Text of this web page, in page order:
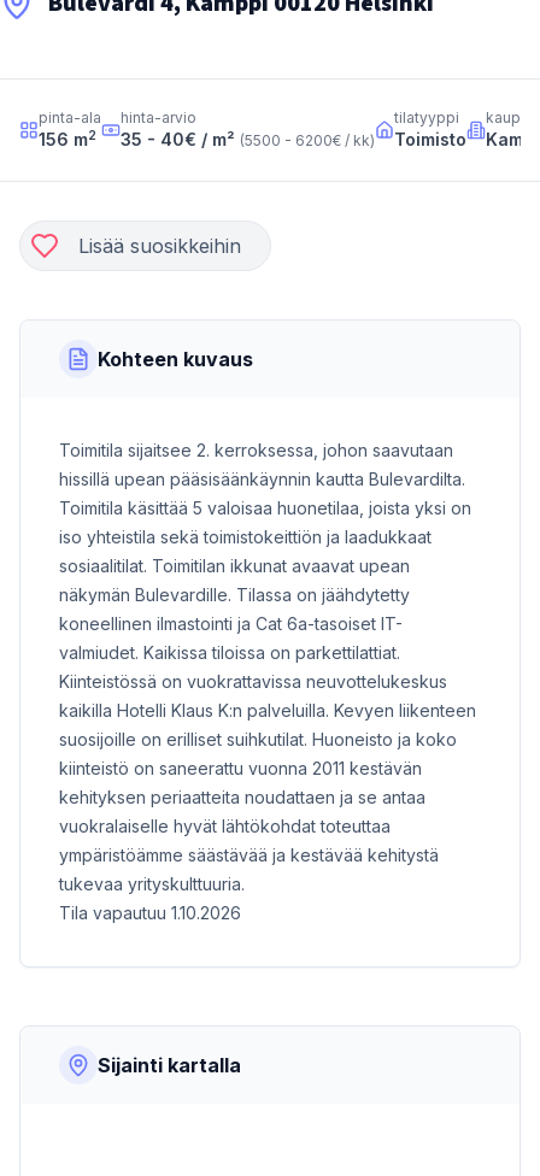
pinta-ala
156 m2
hinta-arvio
35 - 40€ / m² (5500 - 6200€ / kk)
tilatyyppi
Toimisto
Lisää suosikkeihin
Kohteen kuvaus
Toimitila sijaitsee 2. kerroksessa, johon saavutaan
hissillä upean pääsisäänkäynnin kautta Bulevardilta.
Toimitila käsittää 5 valoisaa huonetilaa, joista yksi on
iso yhteistila sekä toimistokeittiön ja laadukkaat
sosiaalitilat. Toimitilan ikkunat avaavat upean
näkymän Bulevardille. Tilassa on jäähdytetty
koneellinen ilmastointi ja Cat 6a-tasoiset IT-
valmiudet. Kaikissa tiloissa on parkettilattiat.
Kiinteistössä on vuokrattavissa neuvottelukeskus
kaikilla Hotelli Klaus K:n palveluilla. Kevyen liikenteen
suosijoille on erilliset suihkutilat. Huoneisto ja koko
kiinteistö on saneerattu vuonna 2011 kestävän
kehityksen periaatteita noudattaen ja se antaa
vuokralaiselle hyvät lähtökohdat toteuttaa
ympäristöämme säästävää ja kestävää kehitystä
tukevaa yrityskulttuuria.
Tila vapautuu 1.10.2026
Sijainti kartalla